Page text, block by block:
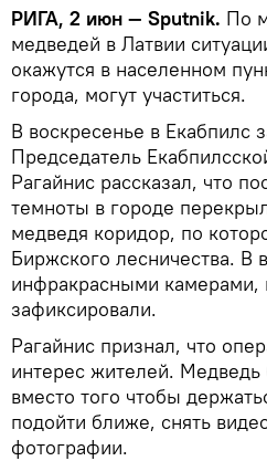
РИГА, 2 июн — Sputnik. По
медведей в Латвии
окажутся в населенном
города, могут участиться.
В воскресенье в Екабпилс
Председатель
Рагайнис рассказал, что
темноты в городе
медведя коридор, по
Биржского лесничества. В
инфракрасными камерами,
зафиксировали.
Рагайнис признал, что
интерес жителей.
вместо того чтобы
подойти ближе, снять
фотографии.